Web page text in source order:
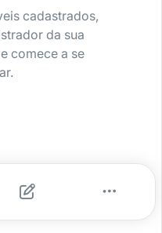
cadastrados,
da sua
comece a se
encontrada